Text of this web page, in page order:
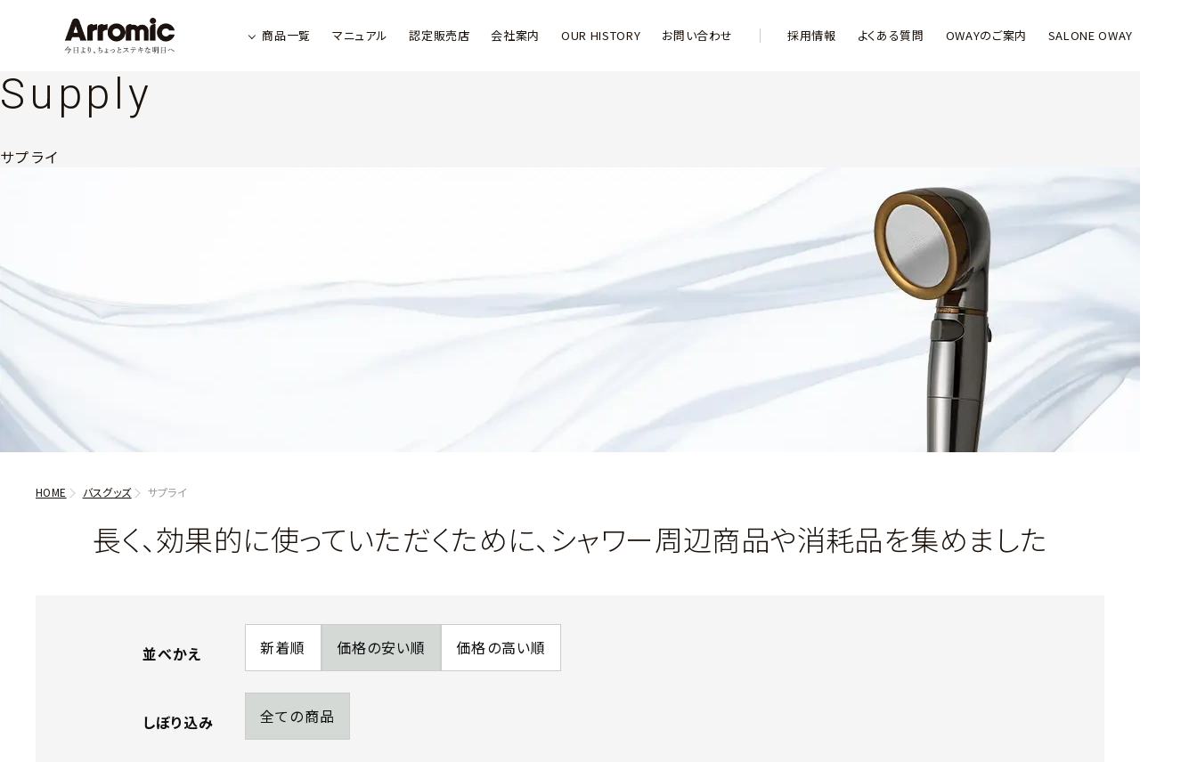
商品一覧 マニュアル 認定販売店 会社案内 OUR HISTORY お問い合わせ 採用情報 よくある質問 OWAYのご案内 SALONE OWAY
Supply
サプライ
HOME バスグッズ サプライ
長く、効果的に使っていただくために、シャワー周辺商品や消耗品を集めました
並べかえ 新着順 価格の安い順 価格の高い順
しぼり込み 全ての商品